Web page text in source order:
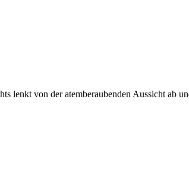
lenkt von der atemberaubenden Aussicht ab